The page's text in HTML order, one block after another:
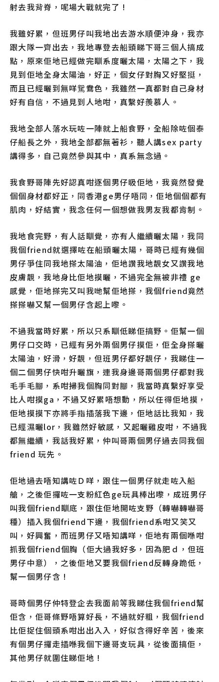
射去我背脊，呢場大戰就完了 !
我雖好累，但班男仔叫我地出去游水順便沖身，我亦
跟大隊一齊出去，我地專登去船頭睇下哥三個人搞成
點，原來佢地已經做完瞓系度曬太陽，太陽之下，我
見到佢地全身太陽油，好正，個女仔對胸又好堅挺，
而且已經曬到無咩駌鴦色，我雖然一真都對自己身材
好有自信，不過見到人地咁，真繫好羨慕人。
我地全部人落水玩咗一陣就上船食野，全船除咗個泰
仔船長之外，我地全部都無著衫，聽人講sex party
講得多，自己竟然參與其中，真系無念過。
我食野哥陣先好認真咁逐個男仔昅佢地，我竟然發覺
個個身材都好正，同香港ge男仔唔同，佢地個個都有
肌肉，好結實，我念任何一個想做我男友我都肯制。
我地食完野，有人話瞓覺，亦有人繼續曬太陽，我同
我個friend就選擇咗在船頭曬太陽，哥時已經有幾個
男仔爭住同我地搽太陽油，佢地讚我地靚女又讚我地
皮膚靚，我地身比佢地摸曬，不過完全無被非禮 ge
感覺，佢地搽完又叫我哋幫佢地搽，我個friend竟然
搽搽嚇又幫一個男仔含起上嚟。
不過我當時好累，所以只系瞓低睇佢搞野。佢幫一個
男仔口交時，已經有另外兩個男仔摸佢，佢全身搽曬
太陽油，好滑，好靚，但班男仔都好靚仔，我睇住一
個二個男仔快咁升曬旗，連我身邊哥兩個男仔都對我
毛手毛腳，系咁掃我個胸同對腳，我當時真繫好享受
比人咁摸ga，不過又好累唔想動，所以任得佢地摸，
佢地摸摸下亦將手指插落我下邊，佢地話比我知，我
已經濕曬lor，我雖然好敏感，又起曬雞皮咁，不過我
都無繼續，我話我好累，仲叫哥兩個男仔過去同我個
friend 玩先。
佢地過去唔知講咗Ｄ咩，跟住一個男仔就走咗入船
艙，之後佢攞咗一支粉紅色ge玩具棒出嚟，成班男仔
叫我個friend瞓底，跟住佢地開咗支野（轉嚇轉嚇哥
種）插入我個friend下邊，我個friend系咁又笑又
叫，好興奮，而班男仔又唔知講咩，佢地有兩個喺咁
抓我個friend個胸（佢大過我好多，因為肥ｄ，但班
男仔中意），之後佢地又要我個friend反轉身跪低，
幫一個男仔含 !
哥時個男仔仲特登企去我面前等我睇住我個friend幫
佢含，佢哥條野唔算好長，不過就好粗，我個friend
比佢捉住個頭系咁出出入入，好似含得好辛苦，後來
有個男仔攞走插喺我個下邊哥支玩具，從後面搞佢，
其他男仔就圍住睇佢地 !